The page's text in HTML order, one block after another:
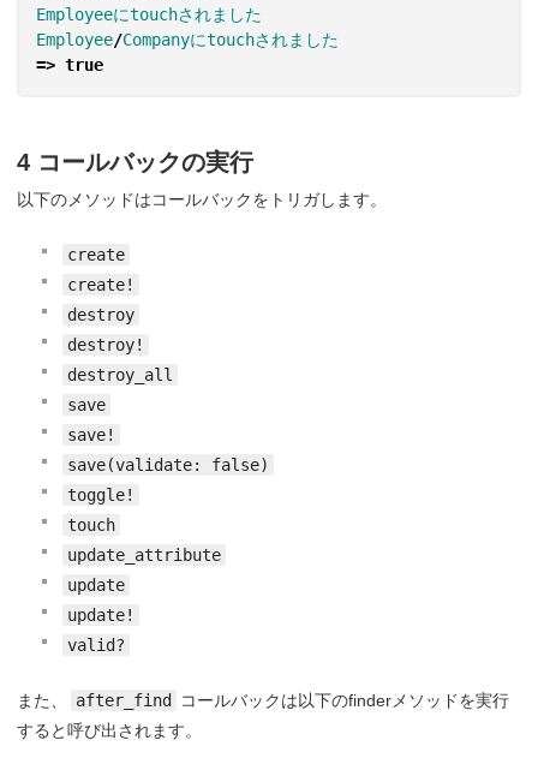
Employeeにtouchされました
Employee/Companyにtouchされました
=> true
4 コールバックの実行
以下のメソッドはコールバックをトリガします。
create
create!
destroy
destroy!
destroy_all
save
save!
save(validate: false)
toggle!
touch
update_attribute
update
update!
valid?
また、 after_find
コールバックは以下のfinderメソッドを実行
すると呼び出されます。